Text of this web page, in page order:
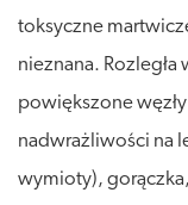
toksyczne
nieznana. Rozległa
powiększone węzły
nadwrażliwości na
wymioty),